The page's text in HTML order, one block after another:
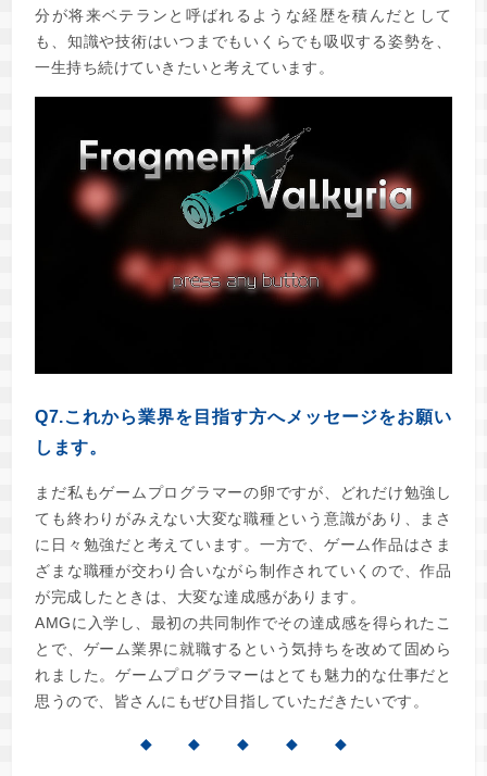
分が将来ベテランと呼ばれるような経歴を積んだとして
も、知識や技術はいつまでもいくらでも吸収する姿勢を、
一生持ち続けていきたいと考えています。
Q7.これから業界を目指す方へメッセージをお願い
します。
まだ私もゲームプログラマーの卵ですが、どれだけ勉強し
ても終わりがみえない大変な職種という意識があり、まさ
に日々勉強だと考えています。一方で、ゲーム作品はさま
ざまな職種が交わり合いながら制作されていくので、作品
が完成したときは、大変な達成感があります。
AMGに入学し、最初の共同制作でその達成感を得られたこ
とで、ゲーム業界に就職するという気持ちを改めて固めら
れました。ゲームプログラマーはとても魅力的な仕事だと
思うので、皆さんにもぜひ目指していただきたいです。
◆ ◆ ◆ ◆ ◆